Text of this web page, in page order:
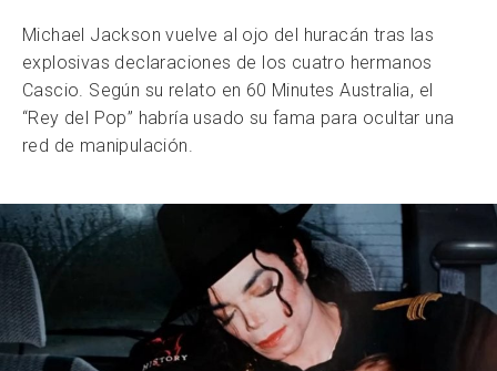
Michael Jackson vuelve al ojo del huracán tras las
explosivas declaraciones de los cuatro hermanos
Cascio. Según su relato en 60 Minutes Australia, el
“Rey del Pop” habría usado su fama para ocultar una
red de manipulación.